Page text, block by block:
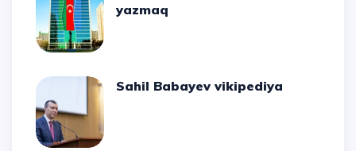
yazmaq
Sahil Babayev vikipediya